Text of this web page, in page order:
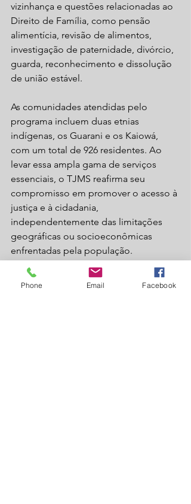
vizinhança e questões relacionadas ao
Direito de Família, como pensão
alimentícia, revisão de alimentos,
investigação de paternidade, divórcio,
guarda, reconhecimento e dissolução
de união estável.
As comunidades atendidas pelo
programa incluem duas etnias
indígenas, os Guarani e os Kaiowá,
com um total de 926 residentes. Ao
levar essa ampla gama de serviços
essenciais, o TJMS reafirma seu
compromisso em promover o acesso à
justiça e à cidadania,
independentemente das limitações
geográficas ou socioeconômicas
enfrentadas pela população.
Phone Email Facebook